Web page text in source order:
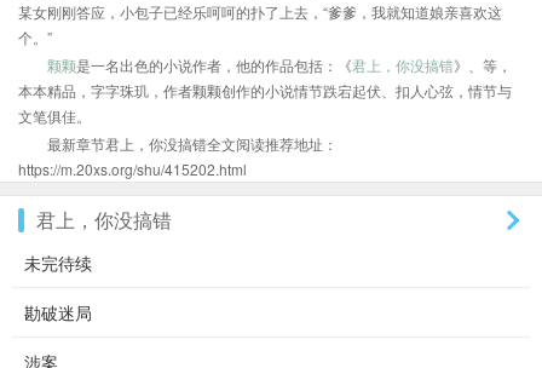
某女刚刚答应，小包子已经乐呵呵的扑了上去，“爹爹，我就知道娘亲喜欢这
个。”
颗颗是一名出色的小说作者，他的作品包括：《君上，你没搞错》、等，
本本精品，字字珠玑，作者颗颗创作的小说情节跌宕起伏、扣人心弦，情节与
文笔俱佳。
最新章节君上，你没搞错全文阅读推荐地址：
https://m.20xs.org/shu/415202.html
君上，你没搞错
未完待续
勘破迷局
涉案